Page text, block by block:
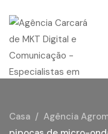
Casa Agência